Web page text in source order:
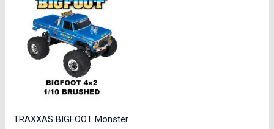
TRAXXAS BIGFOOT Monster